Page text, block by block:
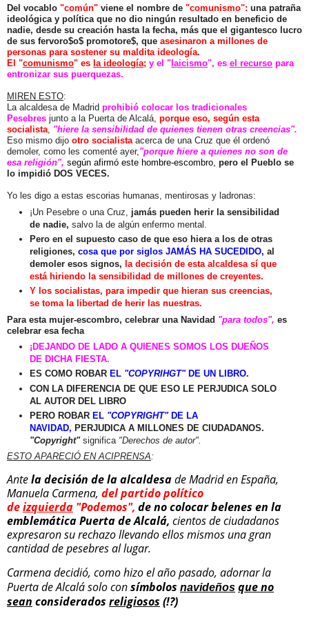
Del vocablo "común" viene el nombre de "comunismo": una patraña
ideológica y política que no dio ningún resultado en beneficio de
nadie, desde su creación hasta la fecha, más que el gigantesco lucro
de sus fervoro$o$ promotore$, que asesinaron a millones de
personas para sostener su maldita ideología.
El "comunismo" es la ideología; y el " laicismo", es el recurso para
entronizar sus puerquezas.
MIREN ESTO:
La alcaldesa de Madrid prohibió colocar los tradicionales
Pesebres junto a la Puerta de Alcalá, porque eso, según esta
socialista, "hiere la sensibilidad de quienes tienen otras creencias".
Eso mismo dijo otro socialistaacerca de una Cruz que él ordenó
demoler, como les comenté ayer,"porque hiere a quienes no son de
esa religión", según afirmó este hombre-escombro, pero el Pueblo se
lo impidió DOS VECES.
Yo les digo a estas escorias humanas, mentirosas y ladronas:
¡Un Pesebre o una Cruz,
jamás pueden herir la sensibilidad
de nadie, salvo la de algún enfermo mental.
Pero en el supuesto caso de que eso hiera a los de otras
religiones, cosa que por siglos JAMÁS HA SUCEDIDO, al
demoler esos signos, la decisión de esta alcaldesa sí que
está hiriendo la sensibilidad de millones de creyentes.
Y los socialistas, para impedir que hieran sus creencias,
se toma la libertad de herir las nuestras.
Para esta mujer-escombro, celebrar una Navidad "para todos", es
celebrar esa fecha
¡DEJANDO DE LADO A QUIENES SOMOS LOS DUEÑOS
DE DICHA FIESTA.
ES COMO ROBAR EL "COPYRIHGT" DE UN LIBRO.
CON LA DIFERENCIA DE QUE ESO LE PERJUDICA SOLO
AL AUTOR DEL LIBRO
PERO ROBAR EL "COPYRIGHT" DE LA
NAVIDAD, PERJUDICA A MILLONES DE CIUDADANOS.
"Copyright" significa"Derechos de autor".
ESTO APARECIÓ EN ACIPRENSA:
Antela decisión de la alcaldesade Madrid en España,
Manuela Carmena, del partido político
deizquierda "Podemos", de no colocar belenes en la
emblemática Puerta de Alcalá, cientos de ciudadanos
expresaron su rechazo llevando ellos mismos una gran
cantidad de pesebres al lugar.
Carmena decidió, como hizo el año pasado, adornar la
Puerta de Alcalá solo consímbolos navideños que no
sean considerados religiosos (!?)